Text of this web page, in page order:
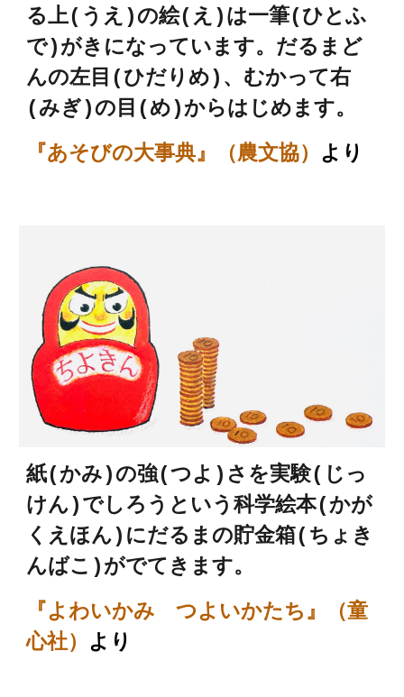
る上(うえ)の絵(え)は一筆(ひとふ
で)がきになっています。だるまど
んの左目(ひだりめ)、むかって右
(みぎ)の目(め)からはじめます。
『あそびの大事典』（農文協） より
紙(かみ)の強(つよ)さを実験(じっ
けん)でしろうという科学絵本(かが
くえほん)にだるまの貯金箱(ちょき
んばこ)がでてきます。
『よわいかみ つよいかたち』（童
心社） より